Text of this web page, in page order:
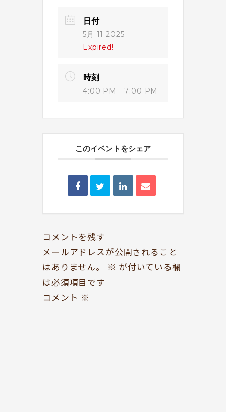
CAFE
開いてる？
SCHEDULE AUDIO
ドッグセラピー
KOKORO SUPPORT
イベント情報
日付
5月 11 2025
Expired!
時刻
4:00 PM - 7:00 PM
このイベントをシェア
コメントを残す
メールアドレスが公開されること
はありません。
※ が付いている欄
は必須項目です
コメント ※